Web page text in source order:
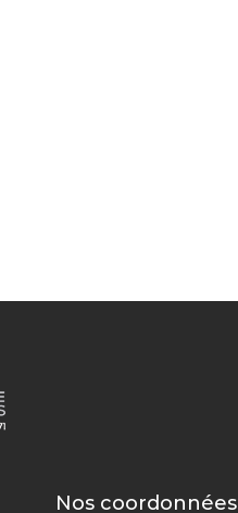
Nos coordonnées